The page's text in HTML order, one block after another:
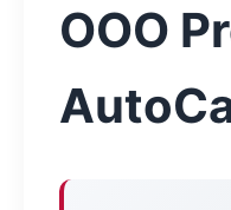
ООО